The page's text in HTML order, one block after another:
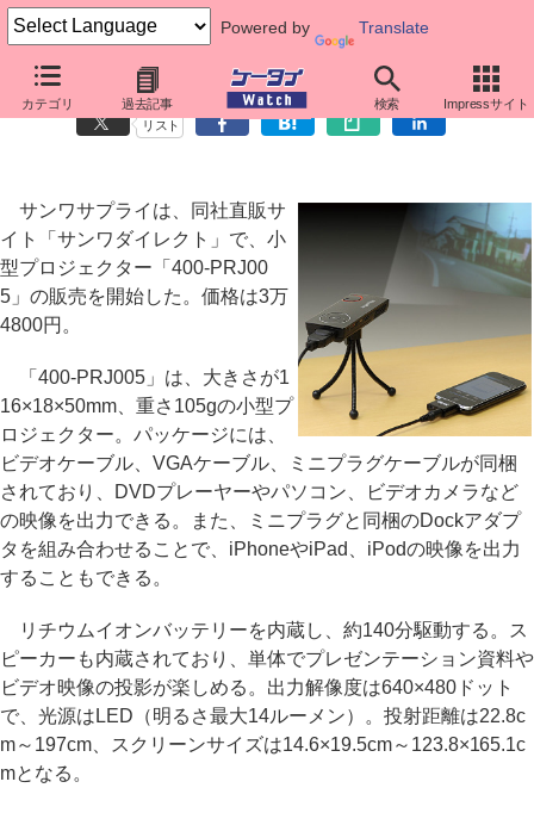
Powered by Translate
カテゴリ 過去記事 検索 Impressサイト
iPhone/iPadで利用できる小型プロジェクター
リスト
サンワサプライは、同社直販サ
イト「サンワダイレクト」で、小
型プロジェクター「400-PRJ00
5」の販売を開始した。価格は3万
4800円。
「400-PRJ005」は、大きさが1
16×18×50mm、重さ105gの小型プ
ロジェクター。パッケージには、
ビデオケーブル、VGAケーブル、ミニプラグケーブルが同梱
されており、DVDプレーヤーやパソコン、ビデオカメラなど
の映像を出力できる。また、ミニプラグと同梱のDockアダプ
タを組み合わせることで、iPhoneやiPad、iPodの映像を出力
することもできる。
リチウムイオンバッテリーを内蔵し、約140分駆動する。ス
ピーカーも内蔵されており、単体でプレゼンテーション資料や
ビデオ映像の投影が楽しめる。出力解像度は640×480ドット
で、光源はLED（明るさ最大14ルーメン）。投射距離は22.8c
m～197cm、スクリーンサイズは14.6×19.5cm～123.8×165.1c
mとなる。